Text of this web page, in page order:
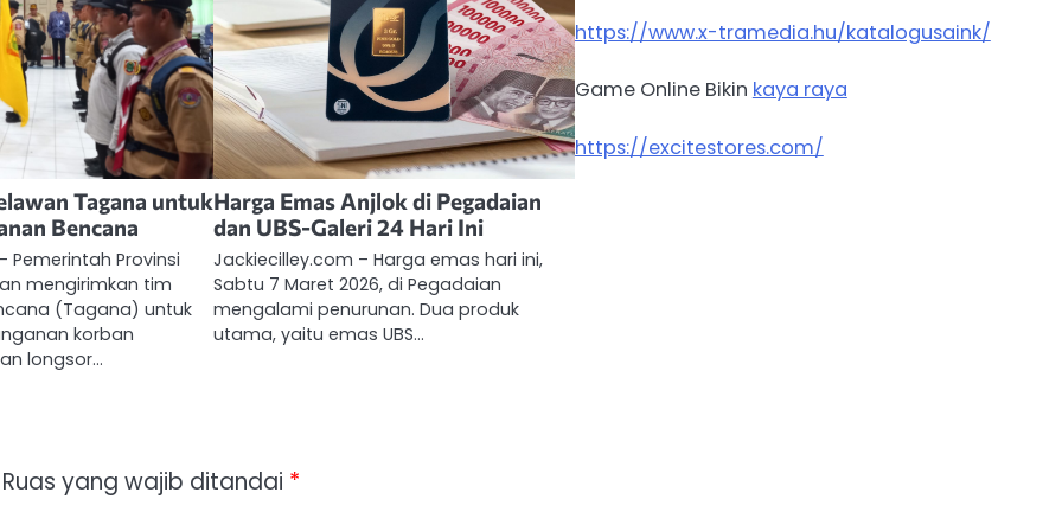
Tagana untuk
Bencana
Pemerintah Provinsi
mengirimkan tim
(Tagana) untuk
korban
longsor…
Harga Emas Anjlok di Pegadaian
dan UBS-Galeri 24 Hari Ini
Jackiecilley.com – Harga emas hari ini,
Sabtu 7 Maret 2026, di Pegadaian
mengalami penurunan. Dua produk
utama, yaitu emas UBS…
Ruas yang wajib ditandai *
https://www.x-tramedia.hu/katalogusaink/
Game Online Bikin kaya raya
https://excitestores.com/